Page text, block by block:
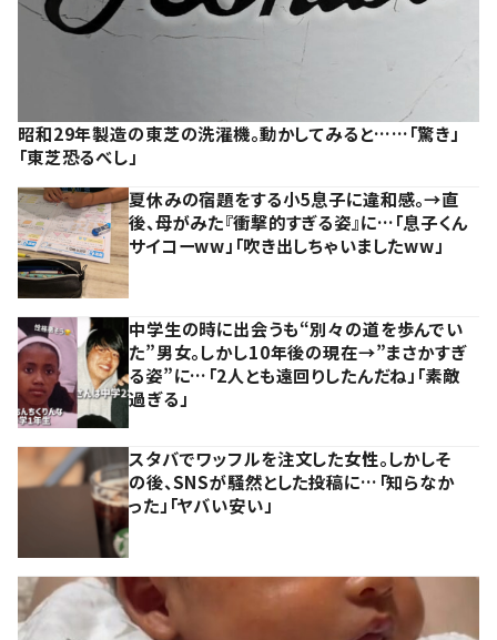
昭和29年製造の東芝の洗濯機。動かしてみると……「驚き」
「東芝恐るべし」
夏休みの宿題をする小5息子に違和感。→直
後、母がみた『衝撃的すぎる姿』に…「息子くん
サイコーww」「吹き出しちゃいましたww」
中学生の時に出会うも“別々の道を歩んでい
た”男女。しかし10年後の現在→”まさかすぎ
る姿”に…「2人とも遠回りしたんだね」「素敵
過ぎる」
スタバでワッフルを注文した女性。しかしそ
の後、SNSが騒然とした投稿に…「知らなか
った」「ヤバい安い」